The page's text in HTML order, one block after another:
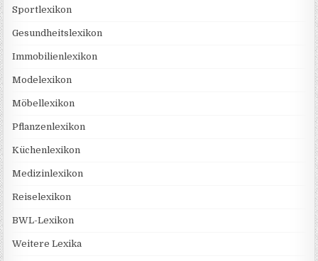
Sportlexikon
Gesundheitslexikon
Immobilienlexikon
Modelexikon
Möbellexikon
Pflanzenlexikon
Küchenlexikon
Medizinlexikon
Reiselexikon
BWL-Lexikon
Weitere Lexika